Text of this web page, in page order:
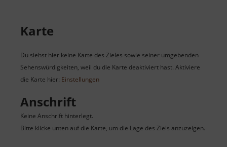
Karte
Du siehst hier keine Karte des Zieles sowie seiner umgebenden
Sehenswürdigkeiten, weil du die Karte deaktiviert hast. Aktiviere
die Karte hier: Einstellungen
Anschrift
Keine Anschrift hinterlegt.
Bitte klicke unten auf die Karte, um die Lage des Ziels anzuzeigen.